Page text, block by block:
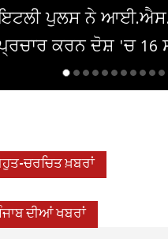
ਈਰਾਨ ਅਤੇ
ਅਪੀਲ
ਚਰਚਿਤ ਖ਼ਬਰਾਂ
ਦੀਆਂ ਖਬਰਾਂ